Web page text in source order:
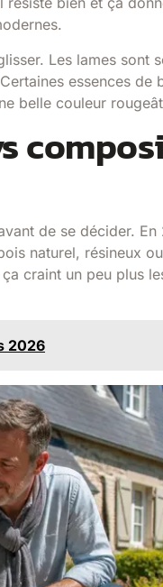
Les lames sont
essences
belle couleur
de se décider.
naturel, résineux
craint un peu plus
2026